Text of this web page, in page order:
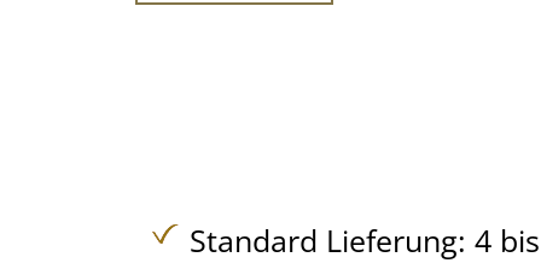
Standard Lieferung: 4